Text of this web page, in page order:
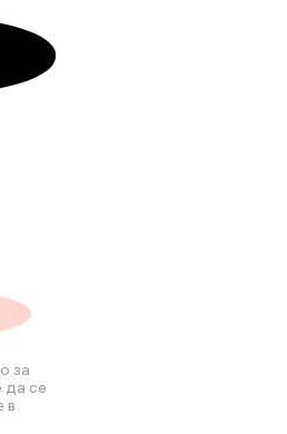
за
да се
в